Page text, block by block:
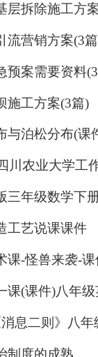
氧化还原状态
珀酸脱氢酶，又
基组成：电子传
从琥珀酸传递
合位点和1个
粒体内膜；
从琥珀酸传递
S2Fe3+-
型泛醌传递至
层拆除施工方
流营销方案(3
预案需要资料
施工方案(3篇)
与泊松分布(课
工艺说课课件
课-怪兽来袭-课
息二则》八
制度的成熟